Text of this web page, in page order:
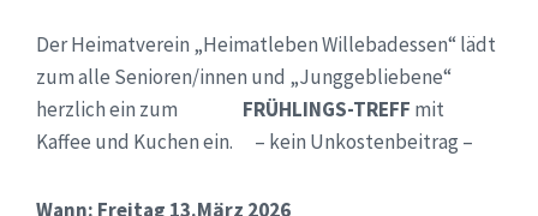
Der Heimatverein „Heimatleben Willebadessen“ lädt
zum alle Senioren/innen und „Junggebliebene“
herzlich ein zum FRÜHLINGS-TREFF mit
Kaffee und Kuchen ein. – kein Unkostenbeitrag –
Wann: Freitag 13.März 2026